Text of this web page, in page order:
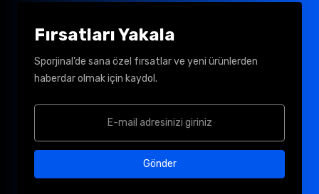
Fırsatları Yakala
Sporjinal’de sana özel fırsatlar ve yeni ürünlerden
haberdar olmak için kaydol.
Gönder